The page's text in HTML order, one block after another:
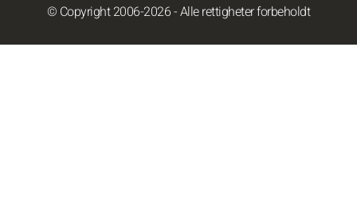
© Copyright 2006-2026 - Alle rettigheter forbeholdt